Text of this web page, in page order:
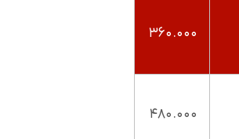
۳۶۰.۰۰۰
۴۸۰.۰۰۰